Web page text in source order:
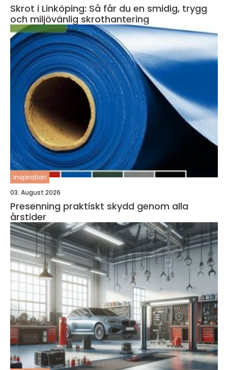
Skrot i Linköping: Så får du en smidig, trygg
och miljövänlig skrothantering
inspiration
03. August 2026
Presenning praktiskt skydd genom alla
årstider